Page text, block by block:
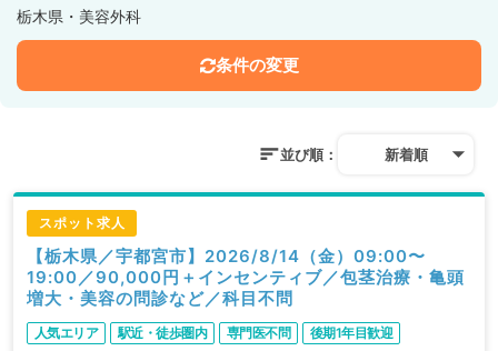
栃木県・美容外科
条件の変更
並び順： 新着順
スポット求人
【栃木県／宇都宮市】2026/8/14（金）09:00〜
19:00／90,000円＋インセンティブ／包茎治療・亀頭
増大・美容の問診など／科目不問
人気エリア 駅近・徒歩圏内 専門医不問 後期1年目歓迎